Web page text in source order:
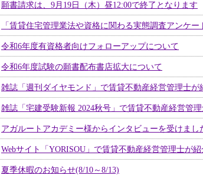
願書請求は、9月19日（木）昼12:00で終了となります
「賃貸住宅管理業法や資格に関わる実態調査アンケ
令和6年度有資格者向けフォローアップについて
令和6年度試験の願書配布書店拡大について
雑誌「週刊ダイヤモンド」で賃貸不動産経営管理士が
雑誌「宅建受験新報 2024秋号」で賃貸不動産経営管
アガルートアカデミー様からインタビューを受けまし
Webサイト「YORISOU」で賃貸不動産経営管理士が
夏季休暇のお知らせ(8/10～8/13)